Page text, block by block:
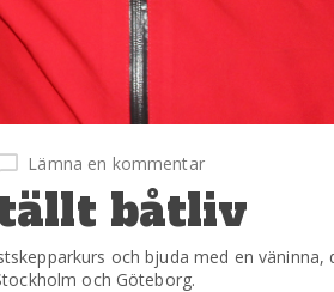
Lämna en kommentar
båtliv
och bjuda med en
och Göteborg.